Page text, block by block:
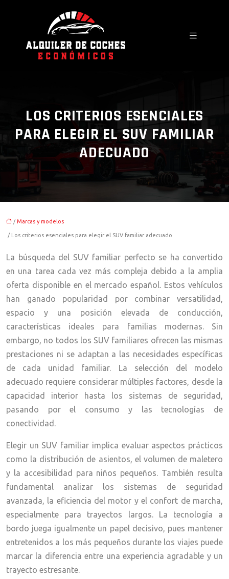
LOS CRITERIOS ESENCIALES
PARA ELEGIR EL SUV FAMILIAR
ADECUADO
/Marcas y modelos
/ Los criterios esenciales para elegir el SUV familiar adecuado
La búsqueda del SUV familiar perfecto se ha convertido
en una tarea cada vez más compleja debido a la amplia
oferta disponible en el mercado español. Estos vehículos
han ganado popularidad por combinar versatilidad,
espacio y una posición elevada de conducción,
características ideales para familias modernas. Sin
embargo, no todos los SUV familiares ofrecen las mismas
prestaciones ni se adaptan a las necesidades específicas
de cada unidad familiar. La selección del modelo
adecuado requiere considerar múltiples factores, desde la
capacidad interior hasta los sistemas de seguridad,
pasando por el consumo y las tecnologías de
conectividad.
Elegir un SUV familiar implica evaluar aspectos prácticos
como la distribución de asientos, el volumen de maletero
y la accesibilidad para niños pequeños. También resulta
fundamental analizar los sistemas de seguridad
avanzada, la eficiencia del motor y el confort de marcha,
especialmente para trayectos largos. La tecnología a
bordo juega igualmente un papel decisivo, pues mantener
entretenidos a los más pequeños durante los viajes puede
marcar la diferencia entre una experiencia agradable y un
trayecto estresante.